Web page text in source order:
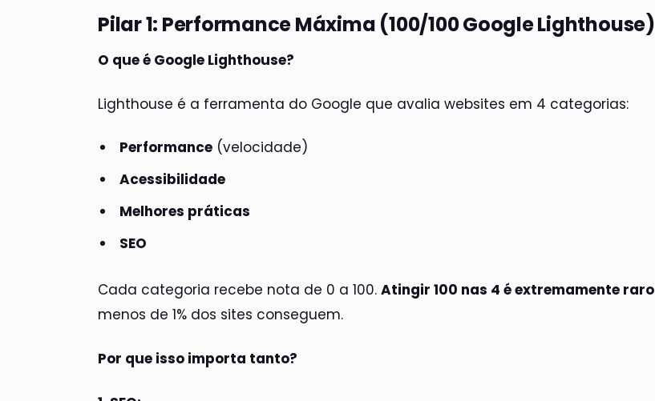
Pilar 1: Performance Máxima (100/100 Google Lighthouse)
O que é Google Lighthouse?
Lighthouse é a ferramenta do Google que avalia websites em 4 categorias:
Performance (velocidade)
Acessibilidade
Melhores práticas
SEO
Cada categoria recebe nota de 0 a 100. Atingir 100 nas 4 é extremamente raro
menos de 1% dos sites conseguem.
Por que isso importa tanto?